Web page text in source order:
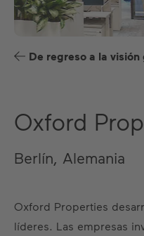
De regreso a la visión
Oxford
Berlín, Alemania
Oxford Properties
líderes. Las empresas